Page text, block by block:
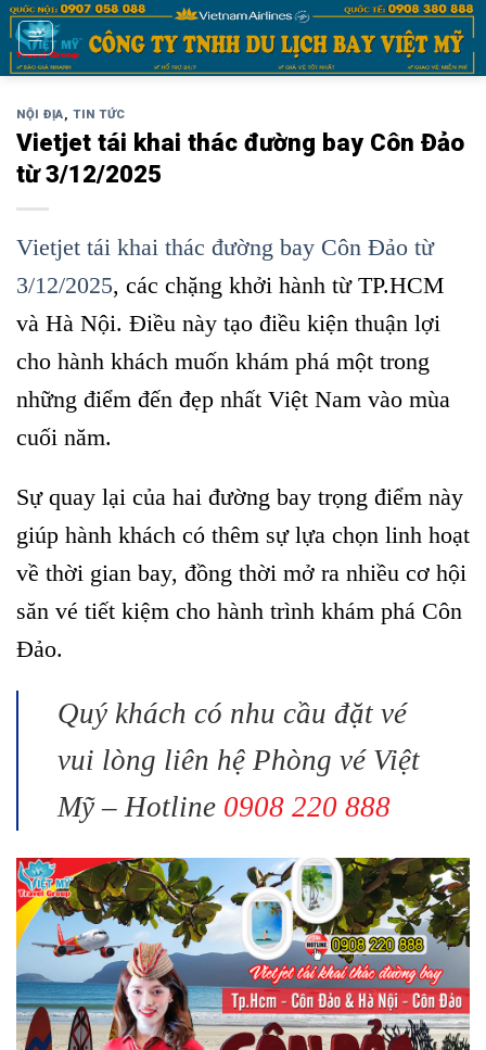
Bỏ
qua
nội
NỘI ĐỊA,TIN TỨC
Vietjet tái khai thác đường bay Côn Đảo
từ 3/12/2025
Vietjet tái khai thác đường bay Côn Đảo từ
3/12/2025, các chặng khởi hành từ TP.HCM
và Hà Nội. Điều này tạo điều kiện thuận lợi
cho hành khách muốn khám phá một trong
những điểm đến đẹp nhất Việt Nam vào mùa
cuối năm.
Sự quay lại của hai đường bay trọng điểm này
giúp hành khách có thêm sự lựa chọn linh hoạt
về thời gian bay, đồng thời mở ra nhiều cơ hội
săn vé tiết kiệm cho hành trình khám phá Côn
Đảo.
Quý khách có nhu cầu đặt vé
vui lòng liên hệ Phòng vé Việt
Mỹ – Hotline 0908 220 888